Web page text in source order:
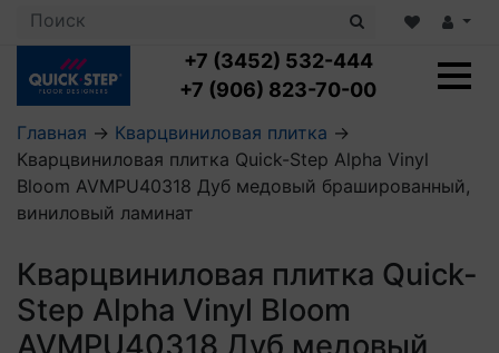
+7 (3452) 532-444
+7 (906) 823-70-00
Ламинат с укладкой
Ламинат 32 класс
Посмотреть все категории
LOC FLOOR PLUS
LOC FLOOR ARCTIC
Посмотреть все категории
Кварцвиниловая плитка с укладкой
Клеевая кварцвиниловая плитка
Виниловый ламинат
Кварцвинил SPC OASIS
Плинтус
Профили для ступеней
Аксессуары для стеновых панелей
Главная → Кварцвиниловая плитка →
Кварцвиниловая плитка Quick-Step Alpha Vinyl
Bloom AVMPU40318 Дуб медовый брашированный,
виниловый ламинат
Кварцвиниловая плитка Quick-
Step Alpha Vinyl Bloom